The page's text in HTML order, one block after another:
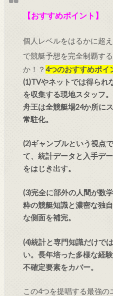
【おすすめポイント】
個人レベルをはるかに超
で競艇予想を完全制覇する
か！？4つのおすすめポイ
(1)TVやネットでは得られ
を収集する現地スタッフ。
舟王は全競艇場24か所に
常駐化。
(2)ギャンブルという視点
て、統計データと入手デ
をはじき出す。
(3)完全に部外の人間が数
粋の競艇知識と濃密な独
な側面を補完。
(4)統計と専門知識だけで
い。長年培った多様な経
不確定要素をカバー。
この4つを提唱する最強の